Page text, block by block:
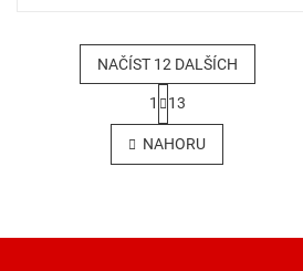
O
v
l
c
NAČÍST 12 DALŠÍCH
S
t
r
á
n
á
1 13
NAHORU